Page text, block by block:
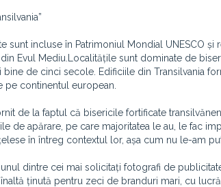
sunt incluse în Patrimoniul Mondial UNESCO
Evul Mediu.Localitățile sunt dominate de
de cinci secole. Edificiile din Transilvania
continentul european.
de la faptul că bisericile fortificate
de apărare, pe care majoritatea le au, le fac
în întreg contextul lor, așa cum nu le-am
dintre cei mai solicitați fotografi de
ținută pentru zeci de branduri mari, cu